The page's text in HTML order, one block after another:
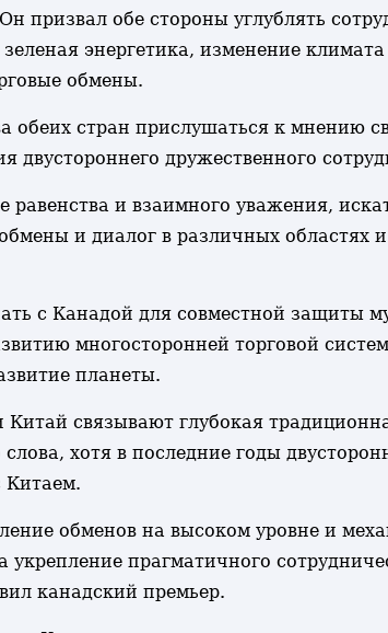
призвал обе стороны углублять
энергетика, изменение
обмены.
обеих стран прислушаться к мнению
двустороннего дружественного
равенства и взаимного уважения,
и диалог в различных
с Канадой для совместной защиты
многосторонней торговой
планеты.
связывают глубокая
хотя в последние годы
Китаем.
обменов на высоком уровне и
прагматичного
канадский премьер.